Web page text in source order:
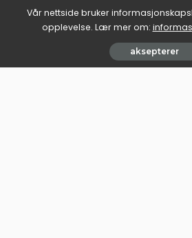
Lavkarbo vafler oppskrift:
blodsukkerfallet
den
jobb å
June 30,
Vår nettside bruker
opplevelse. Lær mer om:
aksepterer